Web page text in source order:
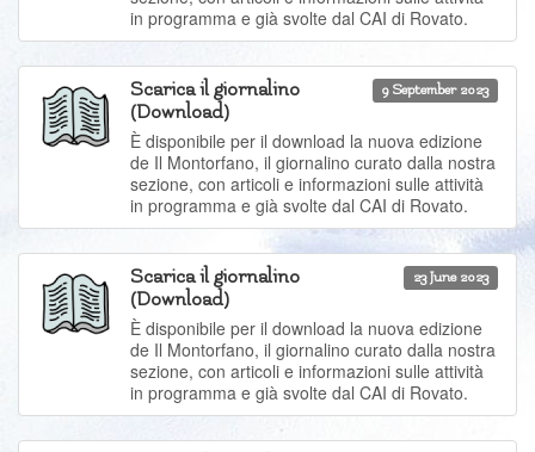
in programma e già svolte dal CAI di Rovato.
9 September 2023
Scarica il giornalino
(Download)
È disponibile per il download la nuova edizione
de Il Montorfano, il giornalino curato dalla nostra
sezione, con articoli e informazioni sulle attività
in programma e già svolte dal CAI di Rovato.
23 June 2023
Scarica il giornalino
(Download)
È disponibile per il download la nuova edizione
de Il Montorfano, il giornalino curato dalla nostra
sezione, con articoli e informazioni sulle attività
in programma e già svolte dal CAI di Rovato.